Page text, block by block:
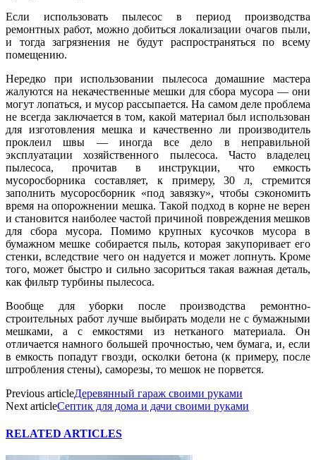
Если использовать пылесос в период производства
ремонтных работ, можно добиться локализации очагов пыли,
и тогда загрязнения не будут распространяться по всему
помещению.
Нередко при использовании пылесоса домашние мастера
жалуются на некачественные мешки для сбора мусора — они
могут лопаться, и мусор рассыпается. На самом деле проблема
не всегда заключается в том, какой материал был использован
для изготовления мешка и качественно ли производитель
проклеил швы — иногда все дело в неправильной
эксплуатации хозяйственного пылесоса. Часто владелец
пылесоса, прочитав в инструкции, что емкость
мусоросборника составляет, к примеру, 30 л, стремится
заполнить мусоросборник «под завязку», чтобы сэкономить
время на опорожнении мешка. Такой подход в корне не верен
и становится наиболее частой причиной повреждения мешков
для сбора мусора. Помимо крупных кусочков мусора в
бумажном мешке собирается пыль, которая закупоривает его
стенки, вследствие чего он надуется и может лопнуть. Кроме
того, может быстро и сильно засориться такая важная деталь,
как фильтр турбины пылесоса.
Вообще для уборки после производства ремонтно-
строительных работ лучше выбирать модели не с бумажными
мешками, а с емкостями из нетканого материала. Он
отличается намного большей прочностью, чем бумага, и, если
в емкость попадут гвозди, осколки бетона (к примеру, после
штробления стены), саморезы, то мешок не порвется.
Previous articleДеревянный гараж своими руками
Next articleСептик для дома и дачи своими руками
RELATED ARTICLES